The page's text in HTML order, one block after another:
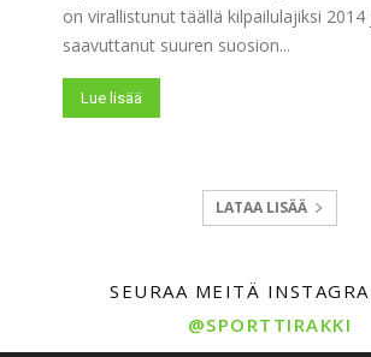
on virallistunut täällä kilpailulajiksi 2014
saavuttanut suuren suosion...
Lue lisää
LATAA LISÄÄ
SEURAA MEITÄ
@SPORTTIRAKKI